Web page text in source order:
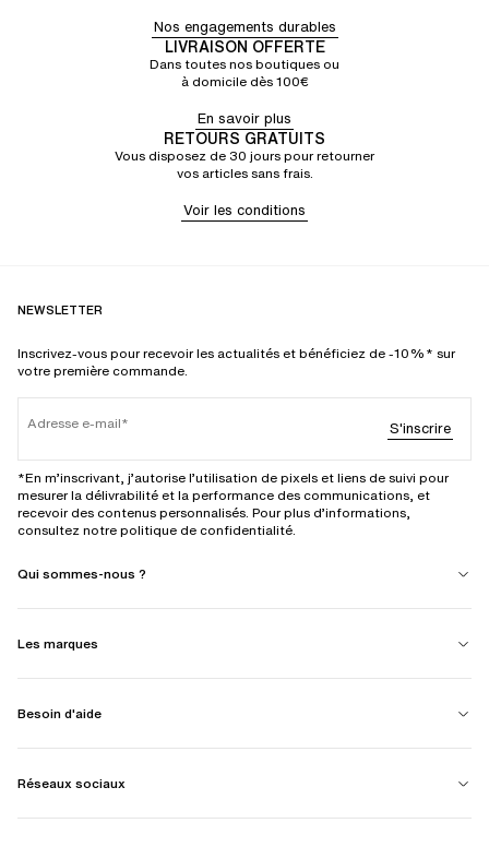
Nos engagements durables
LIVRAISON OFFERTE
Dans toutes nos boutiques ou
à domicile dès 100€
En savoir plus
RETOURS GRATUITS
Vous disposez de 30 jours pour retourner
vos articles sans frais.
Voir les conditions
NEWSLETTER
Inscrivez-vous pour recevoir les actualités et bénéficiez de -10%* sur
votre première commande.
Adresse e-mail S'inscrire
*En m’inscrivant, j’autorise l’utilisation de pixels et liens de suivi pour
mesurer la délivrabilité et la performance des communications, et
recevoir des contenus personnalisés. Pour plus d’informations,
consultez notre politique de confidentialité.
Qui sommes-nous ?
Les marques
Besoin d'aide
Réseaux sociaux